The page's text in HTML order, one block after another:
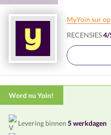
MyYoin sur
RECENSIES4/
Word nu Yoin!
Levering binnen 5 werkdagen